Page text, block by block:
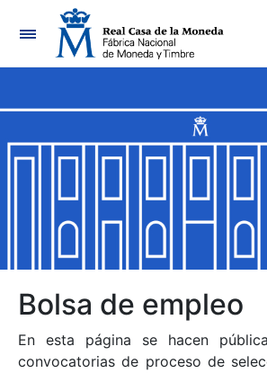
Navegación
Mostrar/Ocultar
Mostrar/Ocultar
Mostrar/Ocultar
Mostrar/Ocultar
Bolsa de empleo
En esta página se hacen
convocatorias de proceso de